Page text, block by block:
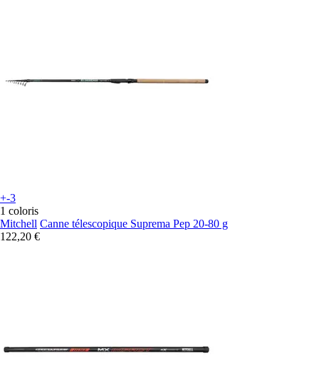
+-3
1 coloris
Mitchell Canne télescopique Suprema Pep 20-80 g
122,20 €